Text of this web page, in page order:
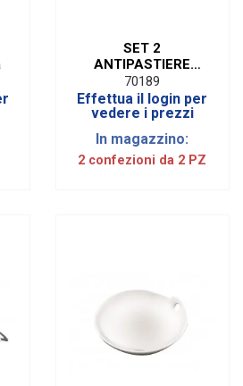
SET 2
ANTIPASTIERE
MEDIE IN
PORCELLANA
BIANCA (2 PEZZI)
70189
Effettua il login per
vedere i prezzi
In magazzino:
2 confezioni da 2 PZ